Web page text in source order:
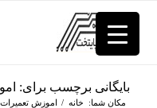
بایگانی برچسب برای:
مکان شما: خانه / اموزش